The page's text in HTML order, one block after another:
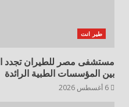
طير انت
بين المؤسسات الطبية الرائدة